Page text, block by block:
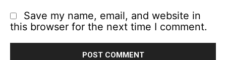
Save my name, email, and website in
this browser for the next time I comment.